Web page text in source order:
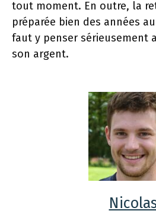
tout moment. En outre, la
préparée bien des années
faut y penser sérieusement
son argent.